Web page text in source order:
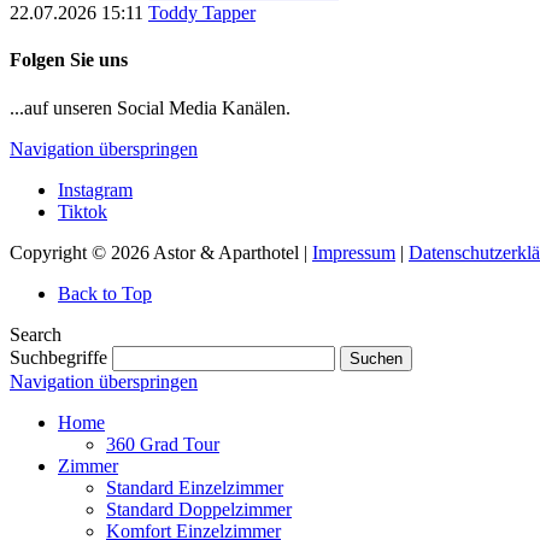
22.07.2026 15:11 Toddy Tapper
Folgen Sie uns
...auf unseren Social Media Kanälen.
Navigation überspringen
Instagram
Tiktok
Copyright © 2026 Astor & Aparthotel | Impressum |
Back to Top
Search
Suchbegriffe
Suchen
Navigation überspringen
Home
360 Grad Tour
Zimmer
Standard Einzelzimmer
Standard Doppelzimmer
Komfort Einzelzimmer